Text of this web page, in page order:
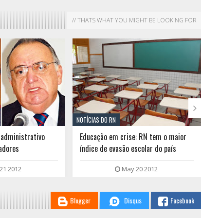
// THATS WHAT YOU MIGHT BE LOOKING FOR
administrativo
2012
NOTÍCIAS DO RN
Educação em crise: RN tem o maior
índice de evasão escolar do país
May 20 2012

Blogger Disqus Facebook